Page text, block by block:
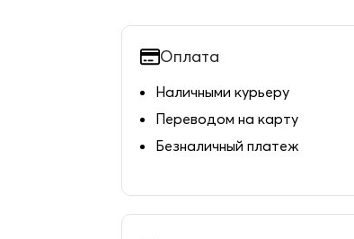
Оплата
Наличными курьеру
Переводом на карту
Безналичный платеж